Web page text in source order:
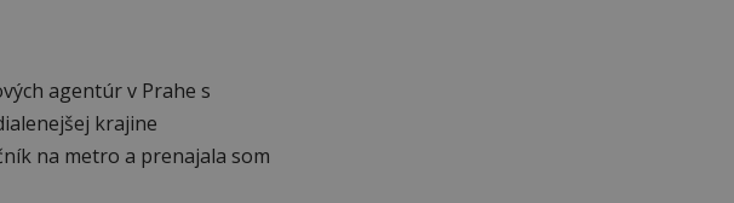
agentúr v Prahe s
krajine
na metro a prenajala som